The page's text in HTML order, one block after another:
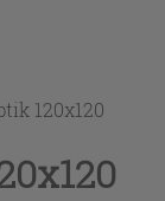
120x120